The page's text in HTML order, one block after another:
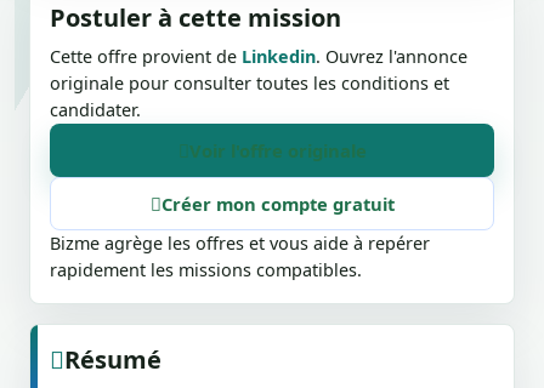
Postuler à cette mission
Cette offre provient de Linkedin. Ouvrez l'annonce
originale pour consulter toutes les conditions et
candidater.
Voir l'offre originale
Créer mon compte gratuit
Bizme agrège les offres et vous aide à repérer
rapidement les missions compatibles.
Résumé